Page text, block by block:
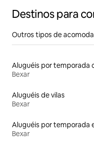
Destinos para
Outros tipos de
Bexar
Aluguéis de vilas
Bexar
Bexar